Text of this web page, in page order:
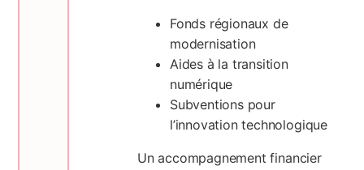
Fonds régionaux de
modernisation
Aides à la transition
numérique
Subventions pour
l’innovation technologique
Un accompagnement financier